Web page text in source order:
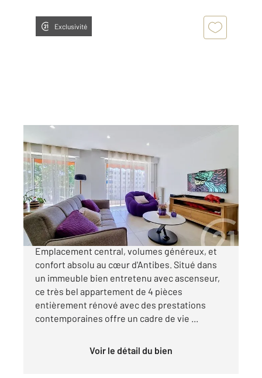
Exclusivité
ANTIBES 06
103 m2, 4 pièces
Ref : 37993
Appartement F4 à vendre
538 000 €
ANTIBES CENTRE - EXCLUSIVITE
Emplacement central, volumes généreux, et
confort absolu au cœur d'Antibes. Situé dans
un immeuble bien entretenu avec ascenseur,
ce très bel appartement de 4 pièces
entièrement rénové avec des prestations
contemporaines offre un cadre de vie ...
Voir le détail du bien